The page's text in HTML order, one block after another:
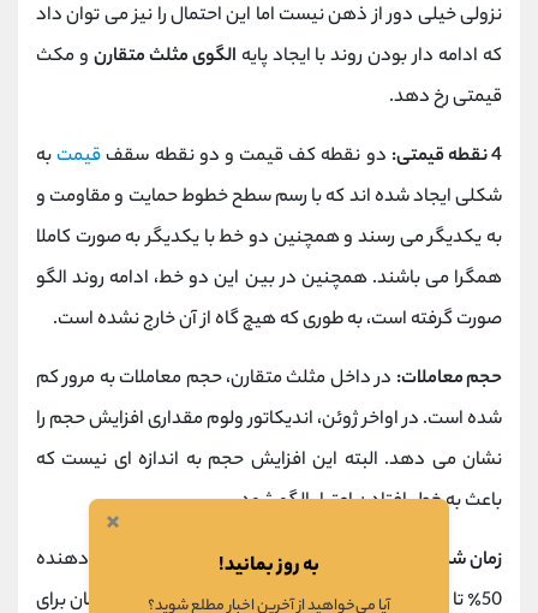
نزولی خیلی دور از ذهن نیست اما این احتمال را نیز می توان داد
که ادامه دار بودن روند با ایجاد پایه الگوی مثلث متقارن و مکث
قیمتی رخ دهد.
4 نقطه قیمتی:
دو نقطه کف قیمت و دو نقطه سقفقیمت به
شکلی ایجاد شده اند که با رسم سطح خطوط حمایت و مقاومت و
به یکدیگر می رسند و همچنین دو خط با یکدیگر به صورت کاملا
همگرا می باشند. همچنین در بین این دو خط، ادامه روند الگو
صورت گرفته است، به طوری که هیچ گاه از آن خارج نشده است.
حجم معاملات: در داخل مثلث متقارن، حجم معاملات به مرور کم
شده است. در اواخر ژوئن، اندیکاتور ولوم مقداری افزایش حجم را
نشان می دهد. البته این افزایش حجم به اندازه ای نیست که
باعث به خطر افتادن اعتبار الگو شود.
زمان شکست:
در تصویر بالا، مربع قرمز ترسیم شده نشان دهنده
50٪ تا 75٪ انتهایی الگو می باشد. یعنی ایده آل ترین زمان برای
×
به روز بمانید!
آیا می‌خواهید از آخرین اخبار مطلع شوید؟